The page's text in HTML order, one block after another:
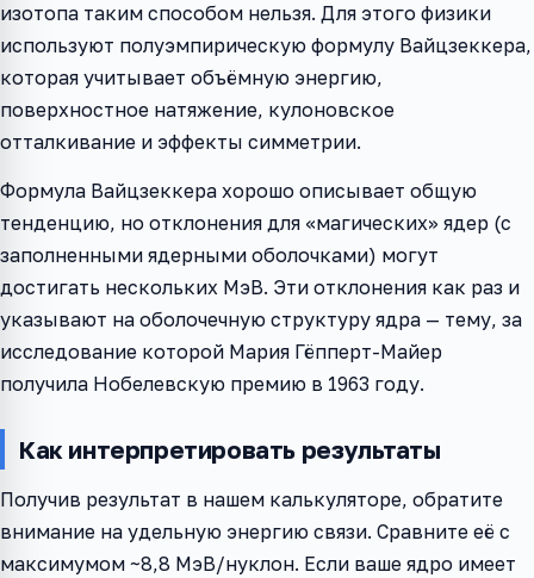
изотопа таким способом нельзя. Для этого физики
используют полуэмпирическую формулу Вайцзеккера,
которая учитывает объёмную энергию,
поверхностное натяжение, кулоновское
отталкивание и эффекты симметрии.
Формула Вайцзеккера хорошо описывает общую
тенденцию, но отклонения для «магических» ядер (с
заполненными ядерными оболочками) могут
достигать нескольких МэВ. Эти отклонения как раз и
указывают на оболочечную структуру ядра — тему, за
исследование которой Мария Гёпперт-Майер
получила Нобелевскую премию в 1963 году.
Как интерпретировать результаты
Получив результат в нашем калькуляторе, обратите
внимание на удельную энергию связи. Сравните её с
максимумом ~8,8 МэВ/нуклон. Если ваше ядро имеет